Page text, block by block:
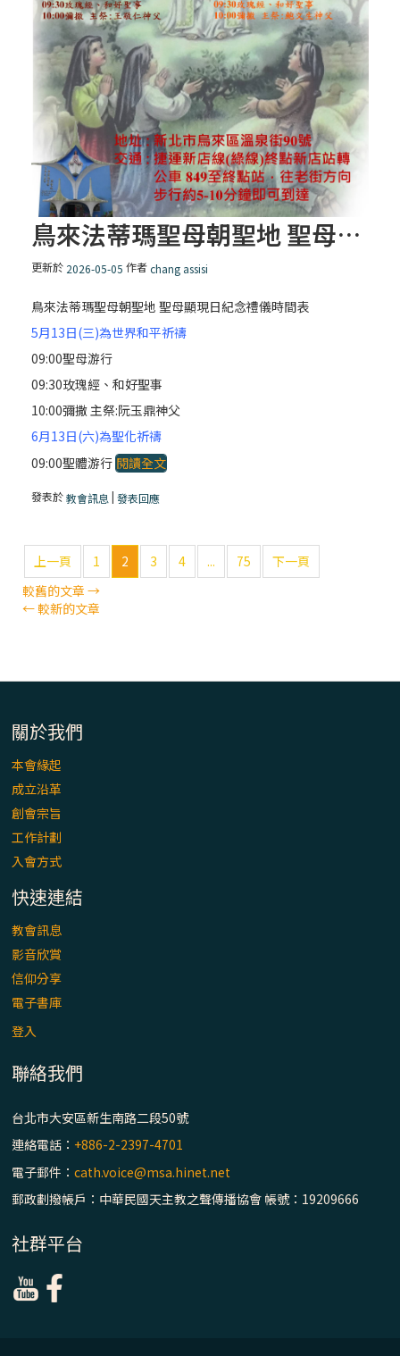
鳥來法蒂瑪聖母朝聖地 聖母顯現日紀念禮儀時間表
更新於 2026-05-05 作者chang assisi
鳥來法蒂瑪聖母朝聖地 聖母顯現日紀念禮儀時間表
5月13日(三)為世界和平祈禱
09:00聖母游行
09:30玫瑰經、和好聖事
10:00彌撒 主祭:阮玉鼎神父
6月13日(六)為聖化祈禱
09:00聖體游行閱讀全文
發表於教會訊息|發表回應
上一頁 1 2 3 4 ... 75
下一頁
較舊的文章→
←較新的文章
關於我們
本會緣起
成立沿革
創會宗旨
工作計劃
入會方式
快速連結
教會訊息
影音欣賞
信仰分享
電子書庫
登入
聯絡我們
台北市大安區新生南路二段50號
連絡電話： +886-2-2397-4701
電子郵件：cath.voice@msa.hinet.net
郵政劃撥帳戶：中華民國天主教之聲傳播協會 帳號：19209666
社群平台